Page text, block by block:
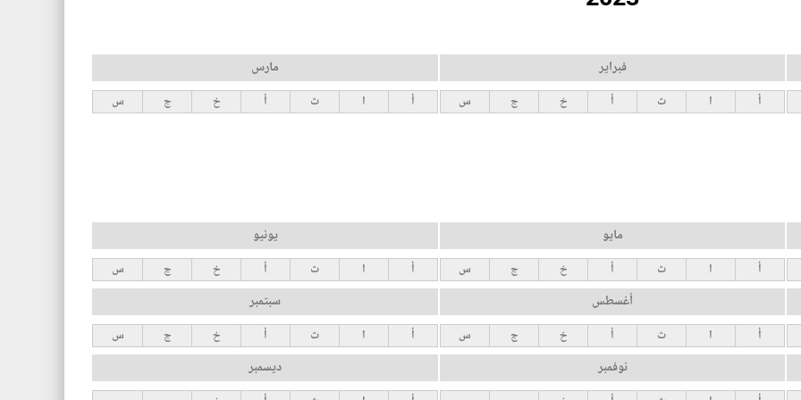
فبراير
أ ا ث أ خ ج س
مارس
أ ا ث أ خ ج س
مايو
أ ا ث أ خ ج س
يونيو
أ ا ث أ خ ج س
أغسطس
أ ا ث أ خ ج س
سبتمبر
أ ا ث أ خ ج س
نوفمبر ديسمبر